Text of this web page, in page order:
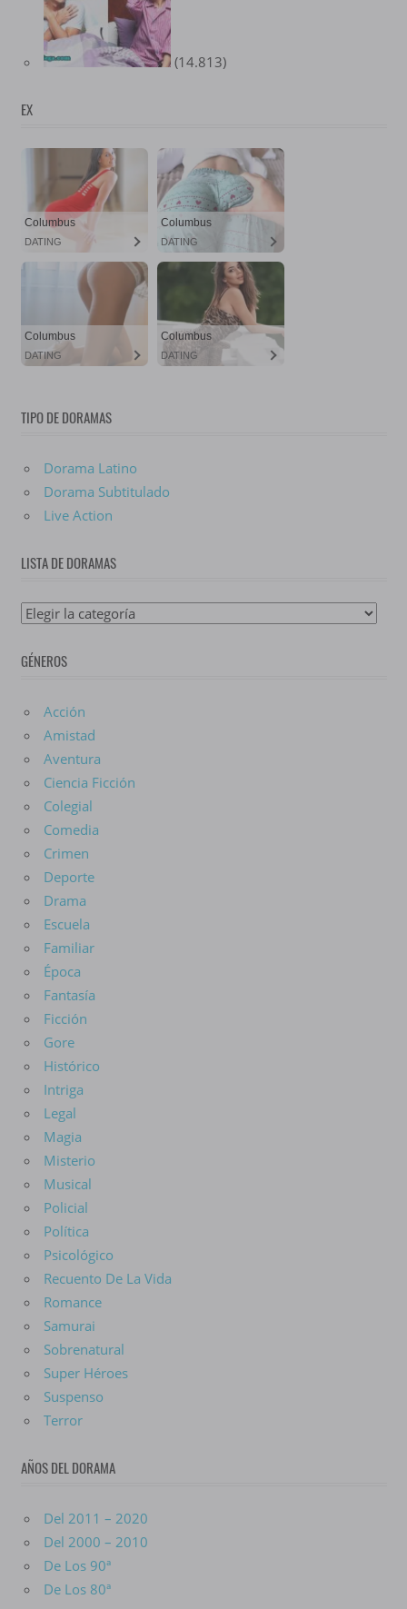
(14.813)
EX
TIPO DE DORAMAS
Dorama Latino
Dorama Subtitulado
Live Action
LISTA DE DORAMAS
Lista
Doramas
GÉNEROS
Acción
Amistad
Aventura
Ciencia Ficción
Colegial
Comedia
Crimen
Deporte
Drama
Escuela
Familiar
Época
Fantasía
Ficción
Gore
Histórico
Intriga
Legal
Magia
Misterio
Musical
Policial
Política
Psicológico
Recuento De La Vida
Romance
Samurai
Sobrenatural
Super Héroes
Suspenso
Terror
AÑOS DEL DORAMA
Del 2011 – 2020
Del 2000 – 2010
De Los 90ª
De Los 80ª